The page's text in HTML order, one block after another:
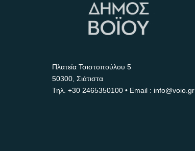
Πλατεία Τσιστοπούλου 5
50300, Σιάτιστα
Τηλ. +30 2465350100 • Email : info@voio.gr